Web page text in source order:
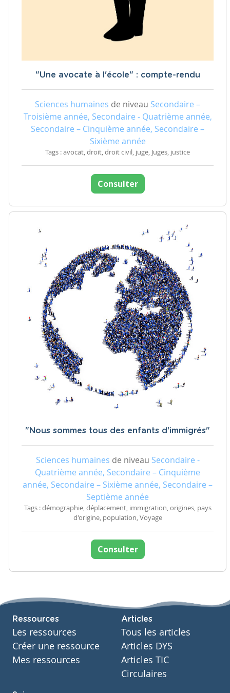
"Une avocate à l'école" : compte-rendu
Sciences humaines de niveau Secondaire –
Troisième année, Secondaire - Quatrième année,
Secondaire – Cinquième année, Secondaire –
Sixième année
Tags : avocat, droit, droit civil, juge, Juges, justice
Consulter
"Nous sommes tous des enfants d'immigrés"
Sciences humaines de niveau Secondaire -
Quatrième année, Secondaire – Cinquième
année, Secondaire – Sixième année, Secondaire –
Septième année
Tags : démographie, déplacement, immigration, origines, pays
d'origine, population, Voyage
Consulter
Ressources
Les ressources
Créer une ressource
Mes ressources
Articles
Tous les articles
Articles DYS
Articles TIC
Circulaires